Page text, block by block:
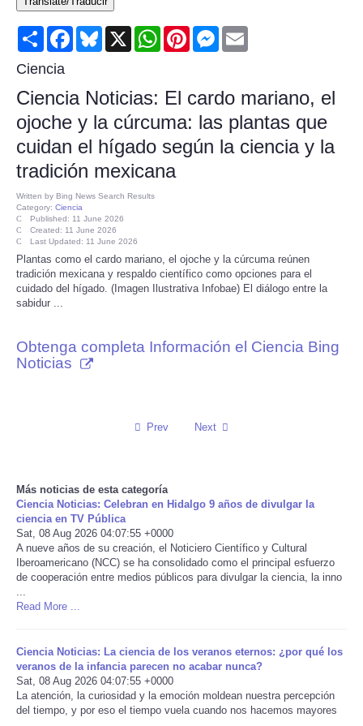
Consumer
Consumer Affairs Recalls
Food & Drug Recalls
Product Safety News
Health
Pets
Politics
Press Releases
Sports
Technology
World
NOTICIAS
Share FacebookBluesky
X WhatsAppPinterestMessenger
Ciencia
Ciencia Noticias: El cardo mariano, el
ojoche y la cúrcuma: las plantas que
cuidan el hígado según la ciencia y la
tradición mexicana
Written by Bing News Search Results
Category: Ciencia
Published: 11 June 2026
Created: 11 June 2026
Last Updated: 11 June 2026
Plantas como el cardo mariano, el ojoche y la cúrcuma reúnen
tradición mexicana y respaldo científico como opciones para el
cuidado del hígado. (Imagen Ilustrativa Infobae) El diálogo entre la
sabidur ...
Obtenga completa Información el Ciencia Bing
Noticias
Prev Next
Más noticias de esta categoría
Ciencia Noticias: Celebran en Hidalgo 9 años de divulgar la
ciencia en TV Pública
Sat, 08 Aug 2026 04:07:55 +0000
A nueve años de su creación, el Noticiero Científico y Cultural
Iberoamericano (NCC) se ha consolidado como el principal esfuerzo
de cooperación entre medios públicos para divulgar la ciencia, la inno
Read More ...
Ciencia Noticias: La ciencia de los veranos eternos: ¿por qué los
veranos de la infancia parecen no acabar nunca?
Sat, 08 Aug 2026 04:07:55 +0000
La atención, la curiosidad y la emoción moldean nuestra percepción
del tiempo, y por eso el tiempo vuela cuando nos hacemos mayores